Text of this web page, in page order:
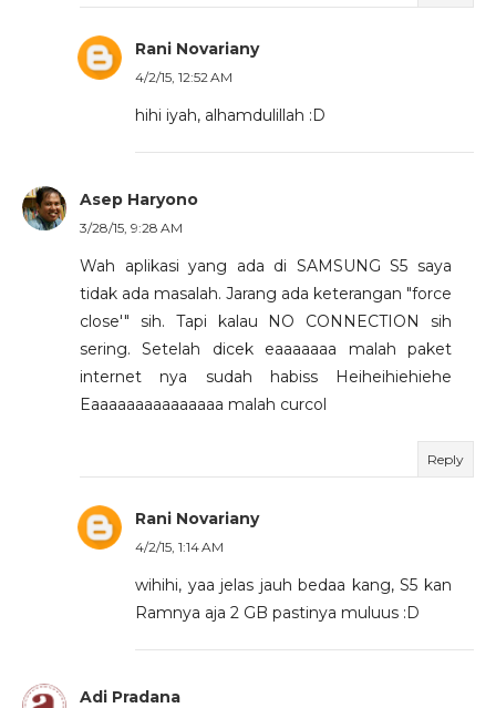
Rani Novariany
4/2/15, 12:52 AM
hihi iyah, alhamdulillah :D
Asep Haryono
3/28/15, 9:28 AM
Wah aplikasi yang ada di SAMSUNG S5 saya
tidak ada masalah. Jarang ada keterangan "force
close'" sih. Tapi kalau NO CONNECTION sih
sering. Setelah dicek eaaaaaaa malah paket
internet nya sudah habiss Heiheihiehiehe
Eaaaaaaaaaaaaaaa malah curcol
Reply
Rani Novariany
4/2/15, 1:14 AM
wihihi, yaa jelas jauh bedaa kang, S5 kan
Ramnya aja 2 GB pastinya muluus :D
Adi Pradana